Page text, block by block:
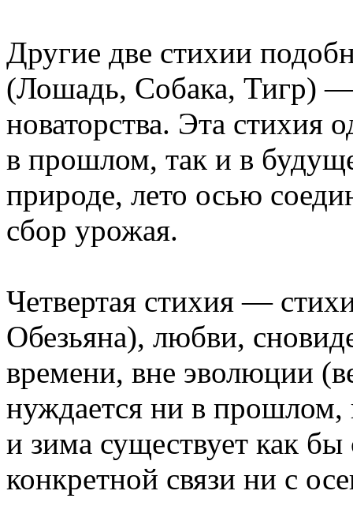
Другие две стихии
(Лошадь, Собака, Тигр) —
новаторства. Эта стихия
в прошлом, так и в
природе, лето осью
сбор урожая.
Четвертая стихия —
Обезьяна), любви,
времени, вне эволюции
нуждается ни в
и зима существует как
конкретной связи ни с